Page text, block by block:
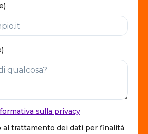
sulla privacy
al trattamento dei dati per finalità